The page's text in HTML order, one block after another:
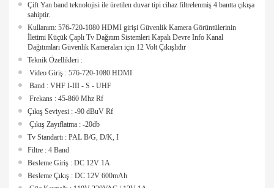
Çift Yan band teknolojisi ile üretilen duvar tipi cihaz filtrelenmiş 4 bantta çıkışa
sahiptir.
Kullanım: 576-720-1080 HDMI girişi Güvenlik Kamera Görüntülerinin
İletimi Küçük Çaplı Tv Dağıtım Sistemleri Kapalı Devre Info Kanal
Dağıtımları Güvenlik Kameraları için 12 Volt Çıkışlıdır
Teknik Özellikleri :
Video Giriş : 576-720-1080 HDMI
Band : VHF I-III - S - UHF
Frekans : 45-860 Mhz Rf
Çıkış Seviyesi : -90 dBuV Rf
Çıkış Zayıflatma : -20db
Tv Standartı : PAL B/G, D/K, I
Filtre : 4 Band
Besleme Giriş : DC 12V 1A
Besleme Çıkış : DC 12V 600mAh